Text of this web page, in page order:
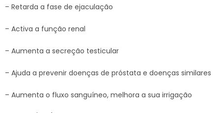
– Retarda a fase de ejaculação
– Activa a função renal
– Aumenta a secreção testicular
– Ajuda a prevenir doenças de próstata e doenças similares
– Aumenta o fluxo sanguíneo, melhora a sua irrigação